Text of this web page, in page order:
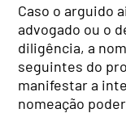
Caso o arguido
advogado ou o
diligência, a
seguintes do
manifestar a
nomeação